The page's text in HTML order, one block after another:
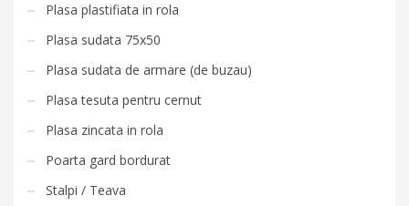
Plasa plastifiata in rola
Plasa sudata 75x50
Plasa sudata de armare (de buzau)
Plasa tesuta pentru cernut
Plasa zincata in rola
Poarta gard bordurat
Stalpi / Teava